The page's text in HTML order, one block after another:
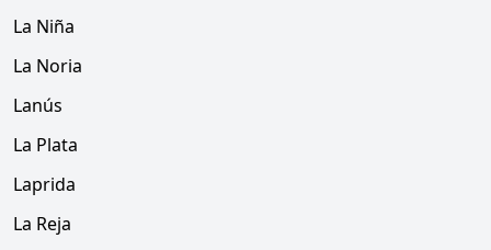
La Niña
La Noria
Lanús
La Plata
Laprida
La Reja